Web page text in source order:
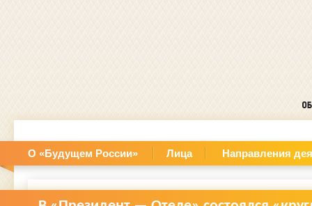
О «Будущем России» Лица Направления